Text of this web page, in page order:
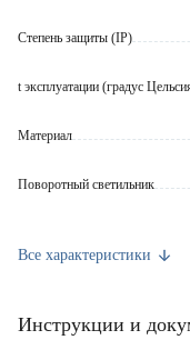
основании. После этого
Степень защиты (IP)
t эксплуатации (градус
Материал
Поворотный светильник
Ширина (мм)
Все характеристики
Инструкции и